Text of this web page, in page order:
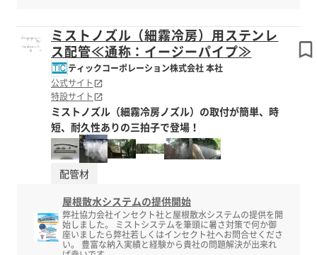
ミストノズル（細霧冷房）用ステンレ
ス配管≪通称：イージーパイプ≫
ティックコーポレーション株式会社 本社
公式サイト
特設サイト
ミストノズル（細霧冷房ノズル）の取付が簡単、時
短、耐久性ありの三拍子で登場！
配管材
屋根散水システムの提供開始
弊社協力会社インセクト社と屋根散水システムの提供を開
始しました。 ミストシステムを筆頭に暑さ対策で何か御
座いましたら弊社若しくはインセクト社へお問合せくださ
い。 豊富な納入実績と経験から貴社の問題解決が出来れ